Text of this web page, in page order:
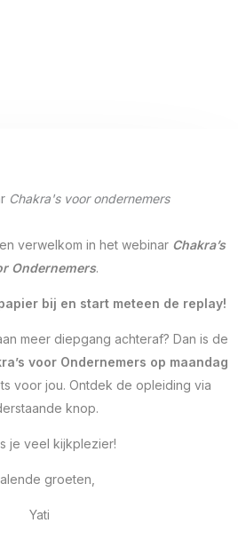
Chakra's voor ondernemers
verwelkom in het webinar Chakra’s
Ondernemers.
bij en start meteen de replay!
meer diepgang achteraf? Dan is de
voor Ondernemers op maandag
voor jou. Ontdek de opleiding via
knop.
je veel kijkplezier!
groeten,
Yati